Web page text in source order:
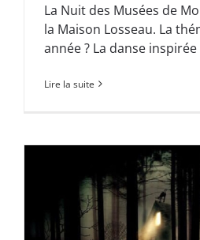
La Nuit des Musées de
la Maison Losseau. La
année ? La danse
Lire la suite